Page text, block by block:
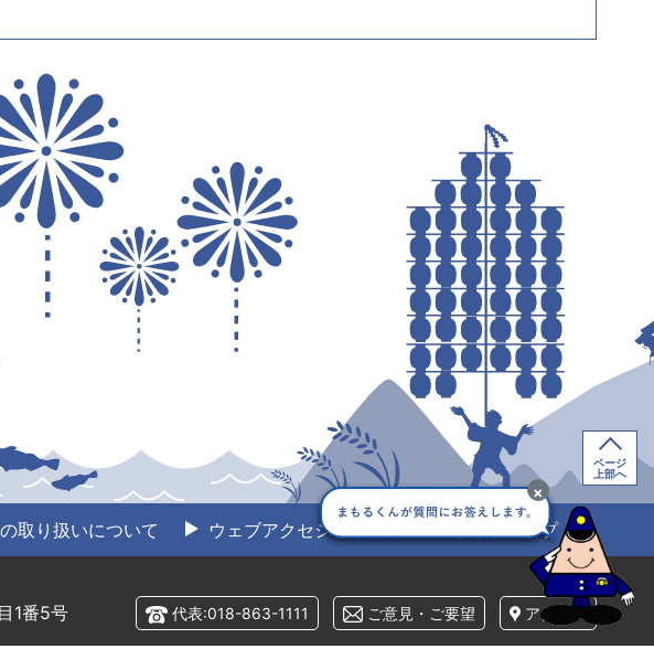
×
取り扱いについて ウェブアクセシビリティ サイトマップ
1番5号 代表:018-863-1111 ご意見・ご要望 アクセス
ページ
上部へ